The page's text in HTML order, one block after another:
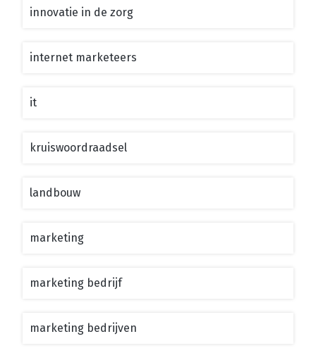
innovatie in de zorg
internet marketeers
it
kruiswoordraadsel
landbouw
marketing
marketing bedrijf
marketing bedrijven